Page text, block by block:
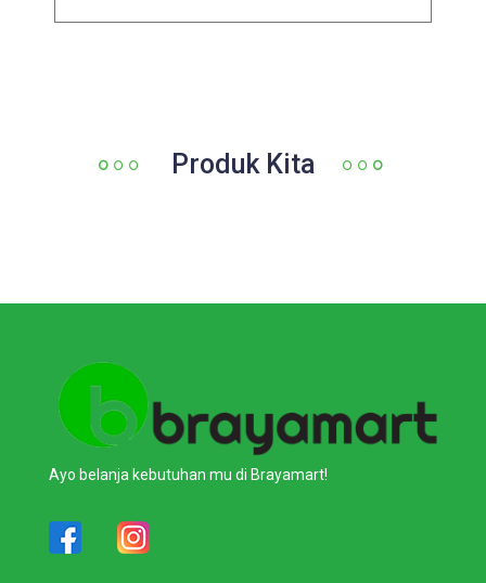
Produk Kita
Ayo belanja kebutuhan mu di Brayamart!